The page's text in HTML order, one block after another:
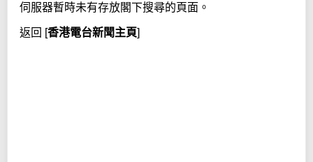
c
h
伺服器暫時未有存放閣下搜尋的頁面。
返回 [香港電台新聞主頁]